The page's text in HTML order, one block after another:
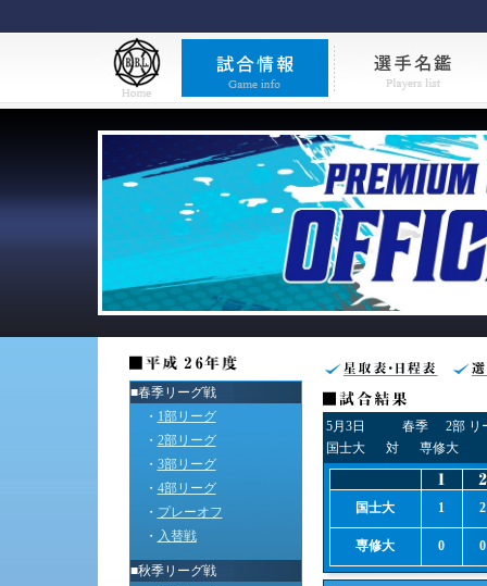
■春季リーグ戦
・ 1部リーグ
・ 2部リーグ
・ 3部リーグ
・ 4部リーグ
・ プレーオフ
・ 入替戦
■秋季リーグ戦
5月3日 春季
2部 リ
国士大
対 専修大
国士大 1 2
専修大 0 0